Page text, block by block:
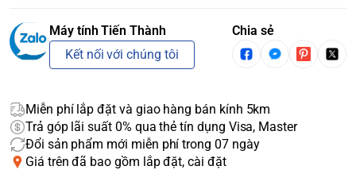
Máy tính Tiến Thành
Kết nối với chúng tôi
Chia sẻ
Miễn phí lắp đặt và giao hàng bán kính 5km
Trả góp lãi suất 0% qua thẻ tín dụng Visa, Master
Đổi sản phẩm mới miễn phí trong 07 ngày
Giá trên đã bao gồm lắp đặt, cài đặt